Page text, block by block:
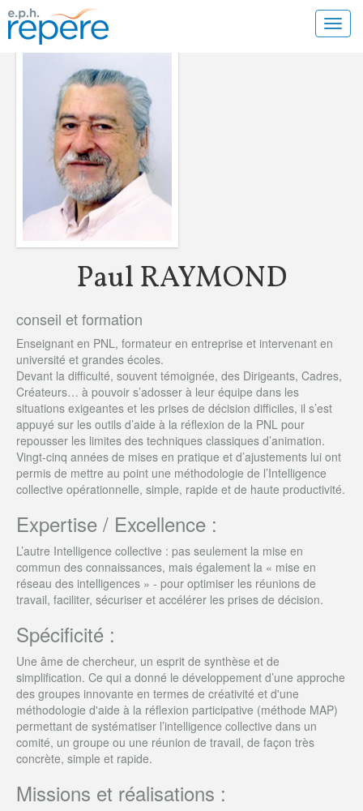
Paul RAYMOND
conseil et formation
Enseignant en PNL, formateur en entreprise et intervenant en
université et grandes écoles.
Devant la difficulté, souvent témoignée, des Dirigeants, Cadres,
Créateurs… à pouvoir s’adosser à leur équipe dans les
situations exigeantes et les prises de décision difficiles, il s’est
appuyé sur les outils d’aide à la réflexion de la PNL pour
repousser les limites des techniques classiques d’animation.
Vingt-cinq années de mises en pratique et d’ajustements lui ont
permis de mettre au point une méthodologie de l’Intelligence
collective opérationnelle, simple, rapide et de haute productivité.
Expertise / Excellence :
L’autre Intelligence collective : pas seulement la mise en
commun des connaissances, mais également la « mise en
réseau des intelligences » - pour optimiser les réunions de
travail, faciliter, sécuriser et accélérer les prises de décision.
Spécificité :
Une âme de chercheur, un esprit de synthèse et de
simplification. Ce qui a donné le développement d’une approche
des groupes innovante en termes de créativité et d'une
méthodologie d'aide à la réflexion participative (méthode MAP)
permettant de systématiser l’intelligence collective dans un
comité, un groupe ou une réunion de travail, de façon très
concrète, simple et rapide.
Missions et réalisations :